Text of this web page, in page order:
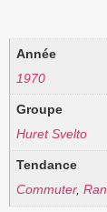
Année
1970
Groupe
Huret Svelto
Tendance
Commuter,